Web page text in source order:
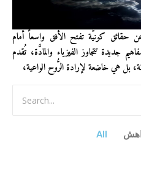
حقائق كونيَّة تفتح الأفق واسعاً أمام
جديدة تتجاوز الفيزياء والمادَّة، تُقدم
بل هي خاضعة لإرادة الرُّوح الواعية،
All